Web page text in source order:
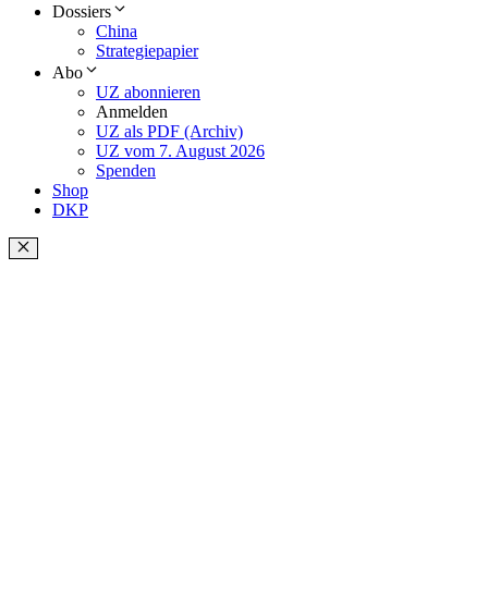
Dossiers
China
Strategiepapier
Abo
UZ abonnieren
Anmelden
UZ als PDF (Archiv)
UZ vom 7. August 2026
Spenden
Shop
DKP
Schließen